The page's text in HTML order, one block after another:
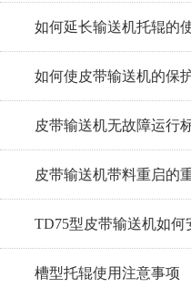
如何延长输送机托辊的
如何使皮带输送机的保
皮带输送机无故障运行
皮带输送机带料重启的
TD75型皮带输送机如何
槽型托辊使用注意事项